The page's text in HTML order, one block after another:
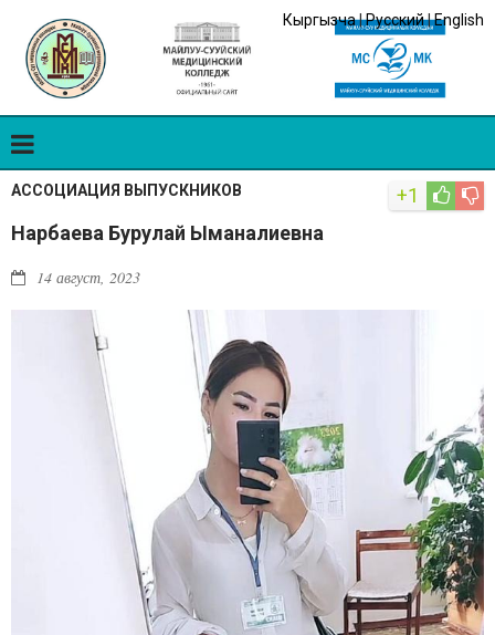
Кыргызча|Русский|English
АССОЦИАЦИЯ ВЫПУСКНИКОВ
Нарбаева Бурулай Ыманалиевна
14 август, 2023
+1